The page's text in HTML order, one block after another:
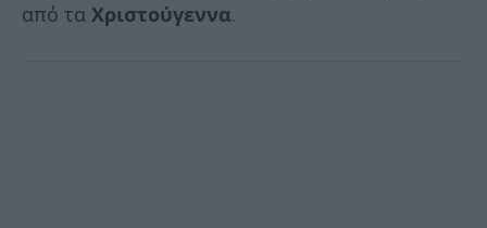
από τα Χριστούγεννα.